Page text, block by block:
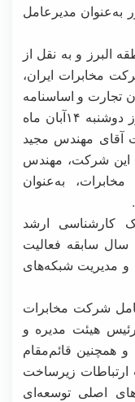
مدیرعامل
البرز و به نقل از
مخابرات ایران،
تجارت و اساسنامه
شرکت مخابرات ایران انجام شد، امروز دوشنبه ۱۴آبان ماه
آقای مهندس مجید
این شرکت، مهندس
به‌عنوان
کارشناسی ارشد
شبکه‌های رایانه‌ای است و بیش از ۱۵ سال سابقه فعالیت
و مدیریت شبکه‌های
شرکت مخابرات
هیئت مدیره و
همچنین قائم‌مقام
زیرساخت
اصلی توسعه‌ای